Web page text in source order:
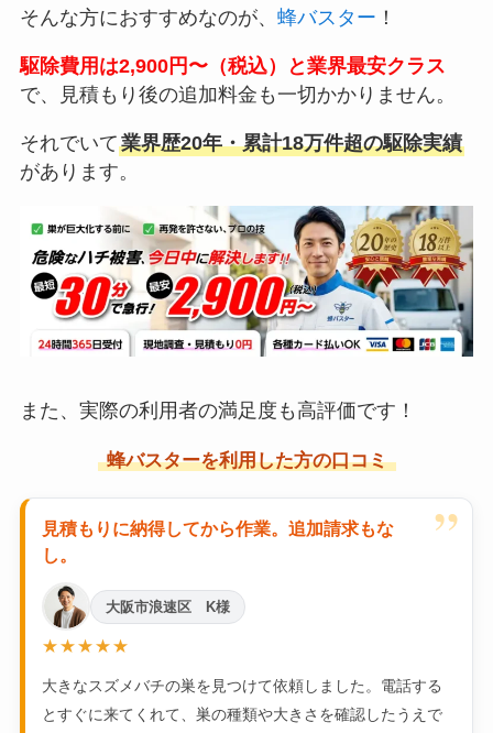
そんな方におすすめなのが、 蜂バスター ！
駆除費用は2,900円〜（税込）と業界最安クラス
で、見積もり後の追加料金も一切かかりません。
それでいて業界歴20年・累計18万件超の駆除実績
があります。
また、実際の利用者の満足度も高評価です！
蜂バスターを利用した方の口コミ
”
見積もりに納得してから作業。追加請求もな
し。
大阪市浪速区 K様
★★★★★
大きなスズメバチの巣を見つけて依頼しました。電話する
とすぐに来てくれて、巣の種類や大きさを確認したうえで